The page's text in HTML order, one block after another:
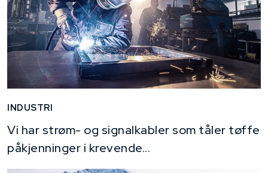
INDUSTRI
Vi har strøm- og signalkabler som tåler tøffe
påkjenninger i krevende...